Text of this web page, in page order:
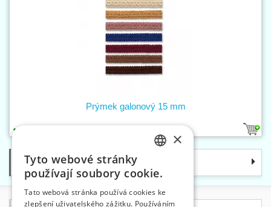
Prýmek galonový 15 mm
Kategorie
ENGLISH
×
Tyto webové stránky
používají soubory cookie.
Tato webová stránka používá cookies ke
zlepšení uživatelského zážitku. Používáním